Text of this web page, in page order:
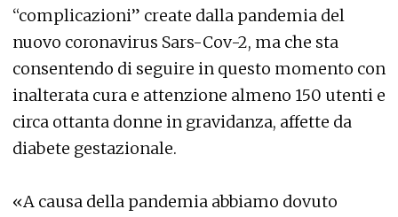
“complicazioni” create dalla pandemia del
nuovo coronavirus Sars-Cov-2, ma che sta
consentendo di seguire in questo momento con
inalterata cura e attenzione almeno 150 utenti e
circa ottanta donne in gravidanza, affette da
diabete gestazionale.
«A causa della pandemia abbiamo dovuto